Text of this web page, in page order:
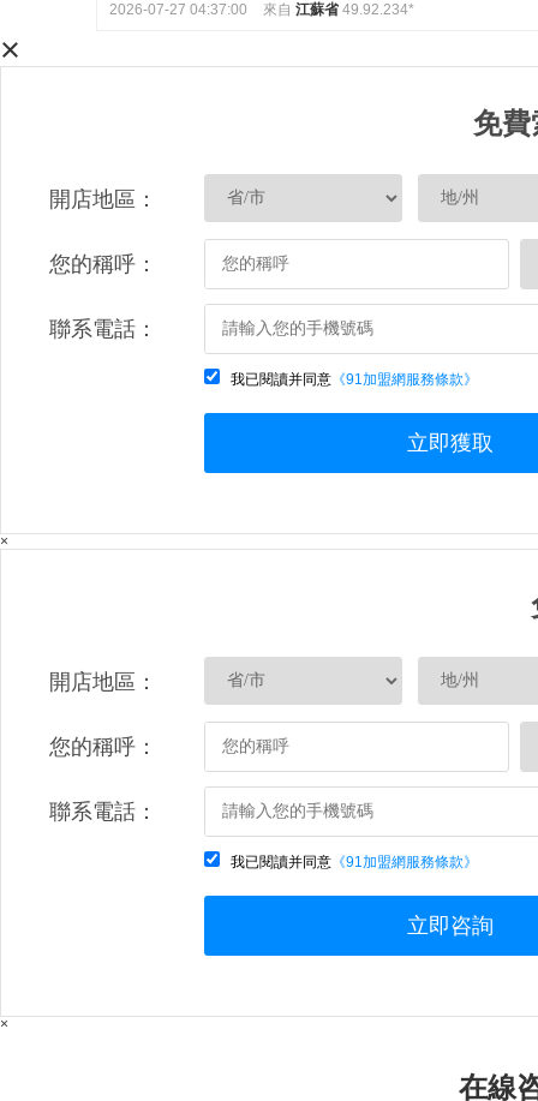
2026-07-27 04:37:00
來自 江蘇省49.92.234*
×
免費
開店地區：
您的稱呼：
聯系電話：
我已閱讀并同意 《91加盟網服務條款》
立即獲取
×
開店地區：
您的稱呼：
聯系電話：
我已閱讀并同意 《91加盟網服務條款》
立即咨詢
×
在線